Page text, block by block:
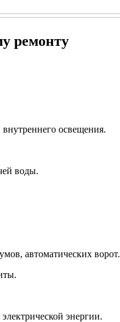
ремонту
освещения.
воды.
автоматических ворот.
энергии.